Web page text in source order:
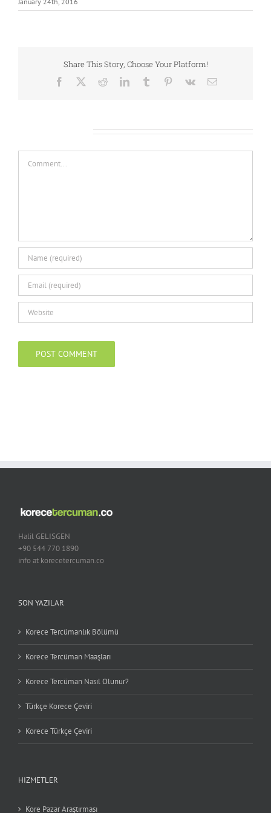
Share This Story, Choose Your Platform!
Facebook RedditLinkedInTumblr Pinterest
Vk Email
Halil GELISGEN
+90 544 770 1890
info at korecetercuman.co
SON YAZILAR
Korece Tercümanlık Bölümü
Korece Tercüman Maaşları
Korece Tercüman Nasıl Olunur?
Türkçe Korece Çeviri
Korece Türkçe Çeviri
HIZMETLER
Kore Pazar Araştırması